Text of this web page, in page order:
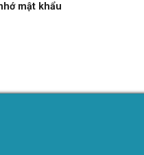
mật khẩu